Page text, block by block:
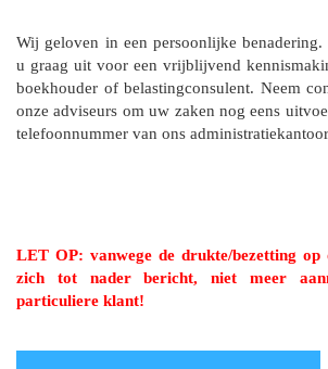
Wij geloven in een persoonlijke
u graag uit voor een vrijblijvend
boekhouder of belastingconsulent. Neem
onze adviseurs om uw zaken nog eens
telefoonnummer van ons
LET OP: vanwege de drukte/bezetting
zich tot nader bericht, niet meer
particuliere klant!